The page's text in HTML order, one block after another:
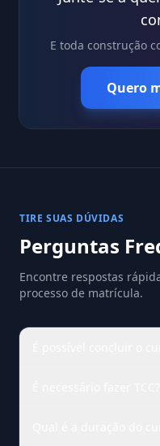
E toda construção
Quero
TIRE SUAS DÚVIDAS
Perguntas
Encontre respostas
processo de matrícula.